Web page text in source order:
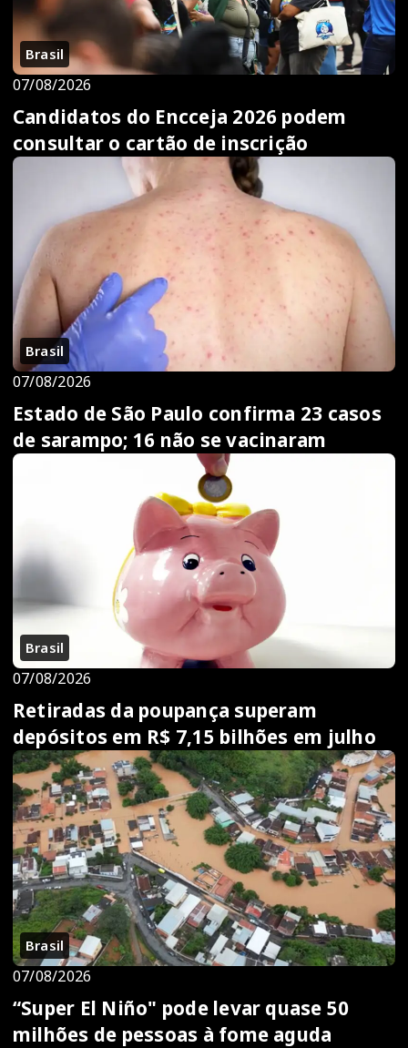
Brasil
07/08/2026
Candidatos do Encceja 2026 podem
consultar o cartão de inscrição
Brasil
07/08/2026
Estado de São Paulo confirma 23 casos
de sarampo; 16 não se vacinaram
Brasil
07/08/2026
Retiradas da poupança superam
depósitos em R$ 7,15 bilhões em julho
Brasil
07/08/2026
“Super El Niño" pode levar quase 50
milhões de pessoas à fome aguda